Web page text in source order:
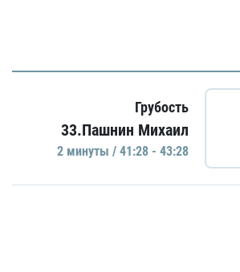
Грубость
33.Пашнин Михаил
2 минуты / 41:28 - 43:28